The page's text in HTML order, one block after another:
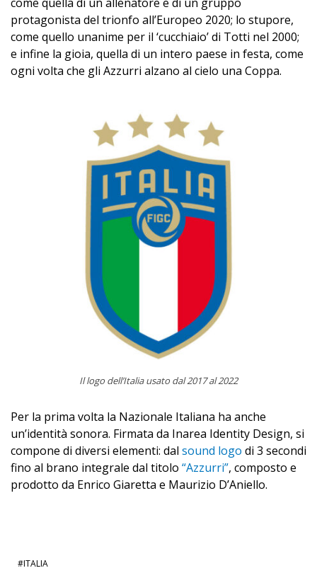
protagonista del trionfo all’Europeo 2020; lo stupore,
come quello unanime per il ‘cucchiaio’ di Totti nel 2000;
e infine la gioia, quella di un intero paese in festa, come
ogni volta che gli Azzurri alzano al cielo una Coppa.
Il logo dell’Italia usato dal 2017 al 2022
Per la prima volta la Nazionale Italiana ha anche
un’identità sonora. Firmata da Inarea Identity Design, si
compone di diversi elementi: dal sound logo di 3 secondi
fino al brano integrale dal titolo “Azzurri”, composto e
prodotto da Enrico Giaretta e Maurizio D’Aniello.
ITALIA